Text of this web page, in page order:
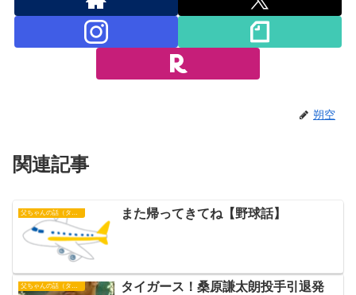
朔空
関連記事
父ちゃんの話（タイガース） また帰ってきてね【野球話】
父ちゃんの話（タイガース）
タイガース！桑原謙太朗投手引退発